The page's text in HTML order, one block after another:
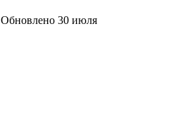
Обновлено 30 июля